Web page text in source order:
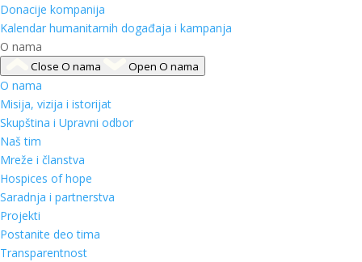
Donacije kompanija
Kalendar humanitarnih događaja i kampanja
O nama
Close O nama Open O nama
O nama
Misija, vizija i istorijat
Skupština i Upravni odbor
Naš tim
Mreže i članstva
Hospices of hope
Saradnja i partnerstva
Projekti
Postanite deo tima
Transparentnost